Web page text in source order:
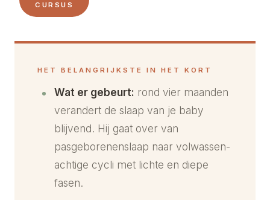
CURSUS
HET BELANGRIJKSTE IN HET KORT
Wat er gebeurt: rond vier maanden
verandert de slaap van je baby
blijvend. Hij gaat over van
pasgeborenenslaap naar volwassen-
achtige cycli met lichte en diepe
fasen.